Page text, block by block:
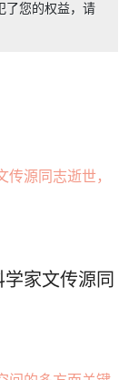
了您的权益，请
家文传源同